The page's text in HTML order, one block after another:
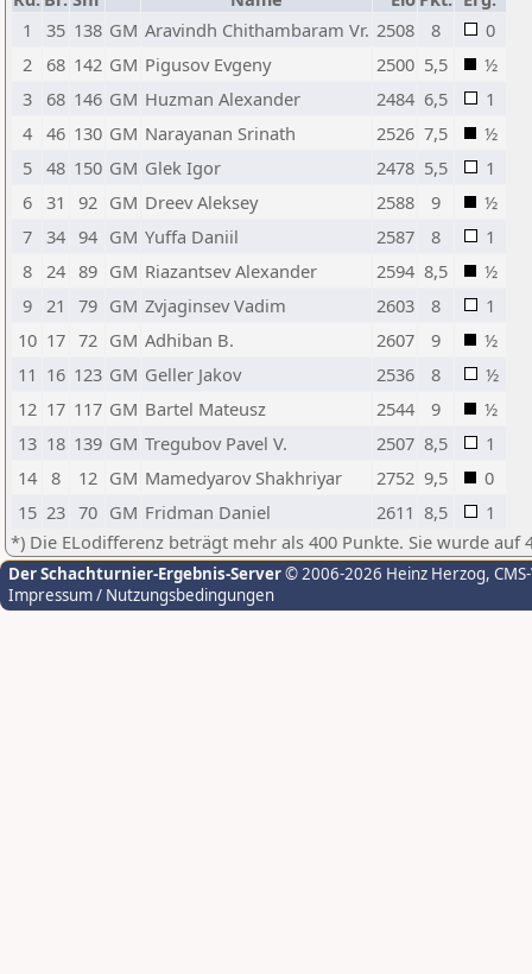
1
35 138 GM Aravindh Chithambaram Vr. 2508 8
0
2
68 142 GM Pigusov Evgeny 2500 5,5
½
3
68 146 GM Huzman Alexander 2484 6,5
1
4
46 130 GM Narayanan Srinath 2526 7,5
½
5
48 150 GM Glek Igor 2478 5,5
1
6
31 92 GM Dreev Aleksey 2588 9
½
7
34 94 GM Yuffa Daniil 2587 8
1
8
24 89 GM Riazantsev Alexander 2594 8,5
½
9
21 79 GM Zvjaginsev Vadim 2603 8
1
10 17 72 GM Adhiban B. 2607 9
½
11 16 123 GM Geller Jakov 2536 8
½
12 17 117 GM Bartel Mateusz 2544 9
½
13 18 139 GM Tregubov Pavel V. 2507 8,5
1
14
8 12 GM Mamedyarov Shakhriyar 2752 9,5
0
15 23 70 GM Fridman Daniel 2611 8,5
1
*) Die ELodifferenz beträgt mehr als 400 Punkte. Sie wurde auf
Der Schachturnier-Ergebnis-Server© 2006-2026 Heinz Herzog,
Impressum / Nutzungsbedingungen